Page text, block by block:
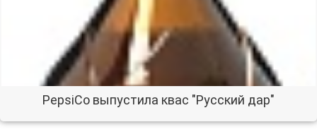
PepsiCo выпустила квас "Русский дар"